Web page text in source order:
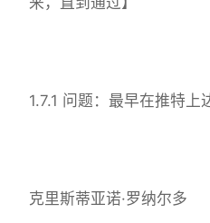
1.7.1 问题：最早在推特上
克里斯蒂亚诺·罗纳尔多